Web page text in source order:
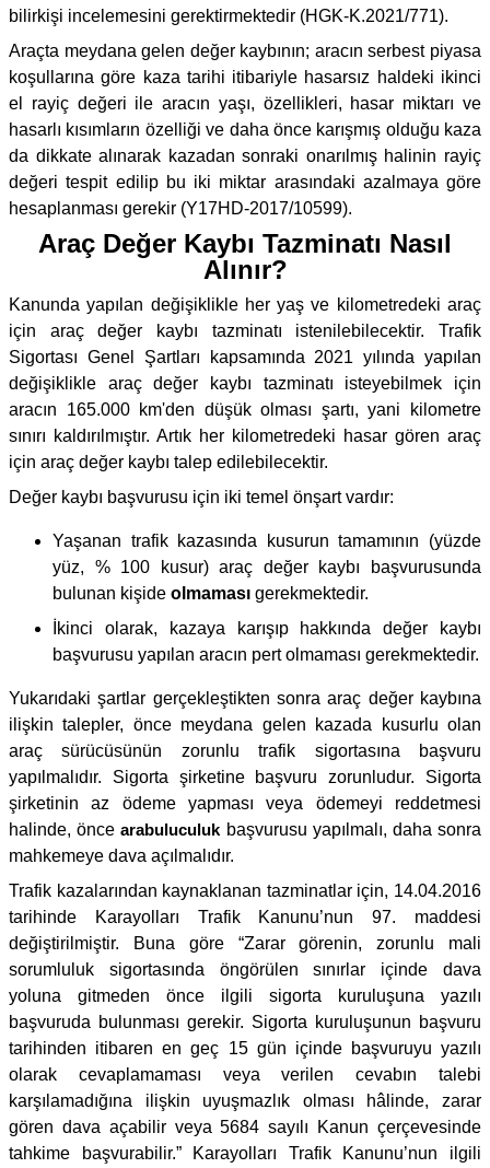
bilirkişi incelemesini gerektirmektedir (HGK-K.2021/771).
Araçta meydana gelen değer kaybının; aracın serbest piyasa
koşullarına göre kaza tarihi itibariyle hasarsız haldeki ikinci
el rayiç değeri ile aracın yaşı, özellikleri, hasar miktarı ve
hasarlı kısımların özelliği ve daha önce karışmış olduğu kaza
da dikkate alınarak kazadan sonraki onarılmış halinin rayiç
değeri tespit edilip bu iki miktar arasındaki azalmaya göre
hesaplanması gerekir (Y17HD-2017/10599).
Araç Değer Kaybı Tazminatı Nasıl
Alınır?
Kanunda yapılan değişiklikle her yaş ve kilometredeki araç
için araç değer kaybı tazminatı istenilebilecektir. Trafik
Sigortası Genel Şartları kapsamında 2021 yılında yapılan
değişiklikle araç değer kaybı tazminatı isteyebilmek için
aracın 165.000 km'den düşük olması şartı, yani kilometre
sınırı kaldırılmıştır. Artık her kilometredeki hasar gören araç
için araç değer kaybı talep edilebilecektir.
Değer kaybı başvurusu için iki temel önşart vardır:
Yaşanan trafik kazasında kusurun tamamının (yüzde
yüz, % 100 kusur) araç değer kaybı başvurusunda
bulunan kişide olmaması gerekmektedir.
İkinci olarak, kazaya karışıp hakkında değer kaybı
başvurusu yapılan aracın pert olmaması gerekmektedir.
Yukarıdaki şartlar gerçekleştikten sonra araç değer kaybına
ilişkin talepler, önce meydana gelen kazada kusurlu olan
araç sürücüsünün zorunlu trafik sigortasına başvuru
yapılmalıdır. Sigorta şirketine başvuru zorunludur. Sigorta
şirketinin az ödeme yapması veya ödemeyi reddetmesi
halinde, öncearabuluculuk başvurusu yapılmalı, daha sonra
mahkemeye dava açılmalıdır.
Trafik kazalarından kaynaklanan tazminatlar için, 14.04.2016
tarihinde Karayolları Trafik Kanunu’nun 97. maddesi
değiştirilmiştir. Buna göre “Zarar görenin, zorunlu mali
sorumluluk sigortasında öngörülen sınırlar içinde dava
yoluna gitmeden önce ilgili sigorta kuruluşuna yazılı
başvuruda bulunması gerekir. Sigorta kuruluşunun başvuru
tarihinden itibaren en geç 15 gün içinde başvuruyu yazılı
olarak cevaplamaması veya verilen cevabın talebi
karşılamadığına ilişkin uyuşmazlık olması hâlinde, zarar
gören dava açabilir veya 5684 sayılı Kanun çerçevesinde
tahkime başvurabilir.” Karayolları Trafik Kanunu’nun ilgili